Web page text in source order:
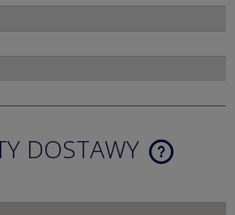
DOSTAWY
CENA NIE